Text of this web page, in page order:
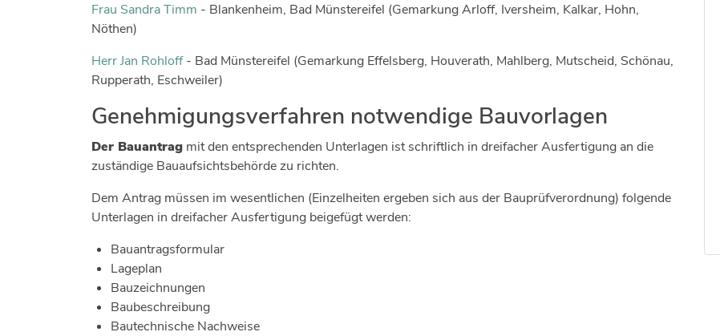
Frau Sandra Timm - Blankenheim, Bad Münstereifel (Gemarkung Arloff, Iversheim, Kalkar, Hohn,
Nöthen)
Herr Jan Rohloff- Bad Münstereifel (Gemarkung Effelsberg, Houverath, Mahlberg, Mutscheid, Schönau,
Rupperath, Eschweiler)
Genehmigungsverfahren notwendige Bauvorlagen
Der Bauantrag mit den entsprechenden Unterlagen ist schriftlich in dreifacher Ausfertigung an die
zuständige Bauaufsichtsbehörde zu richten.
Dem Antrag müssen im wesentlichen (Einzelheiten ergeben sich aus der Bauprüfverordnung) folgende
Unterlagen in dreifacher Ausfertigung beigefügt werden:
Bauantragsformular
Lageplan
Bauzeichnungen
Baubeschreibung
Bautechnische Nachweise